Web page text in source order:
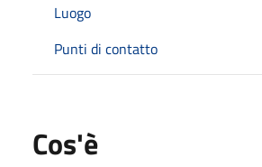
Luogo
Punti di contatto
Cos'è